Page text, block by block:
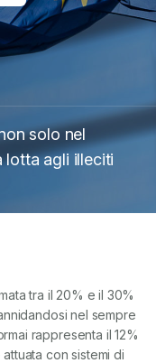
solo nel
lotta agli illeciti
tra il 20% e il 30%
nel sempre
rappresenta il 12%
con sistemi di